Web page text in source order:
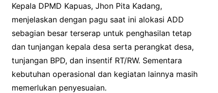
Kepala DPMD Kapuas, Jhon Pita Kadang,
menjelaskan dengan pagu saat ini alokasi ADD
sebagian besar terserap untuk penghasilan tetap
dan tunjangan kepala desa serta perangkat desa,
tunjangan BPD, dan insentif RT/RW. Sementara
kebutuhan operasional dan kegiatan lainnya masih
memerlukan penyesuaian.